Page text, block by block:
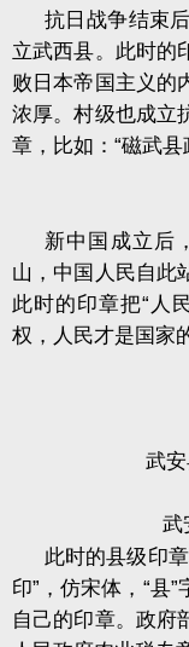
抗日战争结束
立武西县。此时的
败日本帝国主义的
浓厚。村级也成立
章，比如： “磁武县
新中国成立后
山，中国人民自此
此时的印章把“ 人
权，人民才是国家
武
武
此时的县级印
印” ，仿宋体， “县”
自己的印章。政府